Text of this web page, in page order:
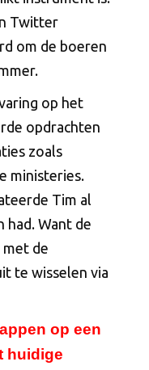
Twitter
om de boeren
op het
opdrachten
zoals
ministeries.
Tim al
had. Want de
de
te wisselen via
op een
huidige